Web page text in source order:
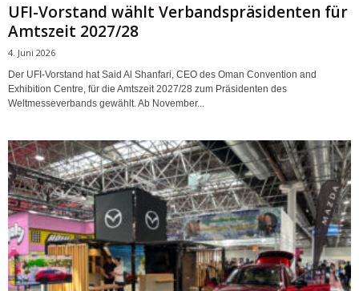
UFI-Vorstand wählt Verbandspräsidenten für
Amtszeit 2027/28
4. Juni 2026
Der UFI-Vorstand hat Said Al Shanfari, CEO des Oman Convention and
Exhibition Centre, für die Amtszeit 2027/28 zum Präsidenten des
Weltmesseverbands gewählt. Ab November...